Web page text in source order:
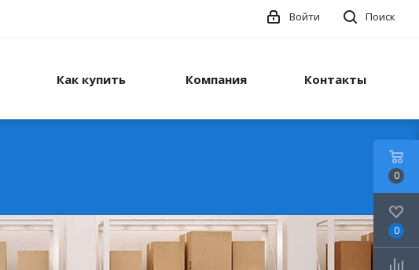
Поиск
Войти
Как купить Компания Контакты
0
0